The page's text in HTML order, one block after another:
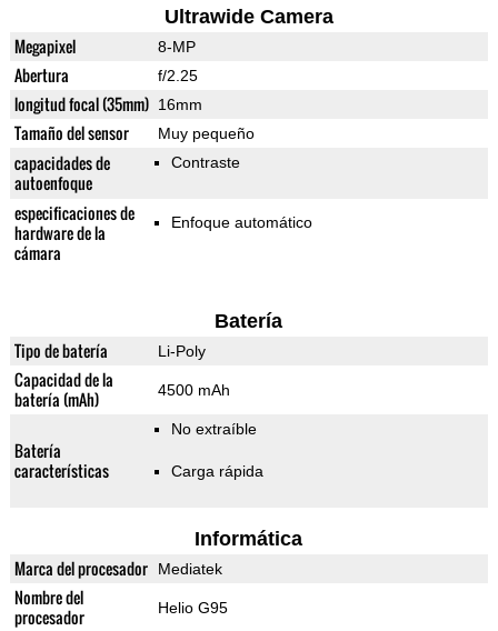
Ultrawide Camera
Megapixel 8-MP
Abertura f/2.25
longitud focal (35mm) 16mm
Tamaño del sensor Muy pequeño
capacidades de
autoenfoque
Contraste
especificaciones de
hardware de la
cámara
Enfoque automático
Batería
Tipo de batería Li-Poly
Capacidad de la
batería (mAh)
4500 mAh
Batería
características
No extraíble
Carga rápida
Informática
Marca del procesador Mediatek
Nombre del
procesador
Helio G95